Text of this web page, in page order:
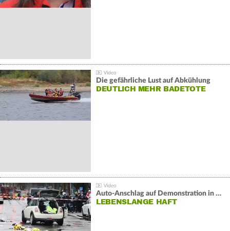
Die gefährliche Lust auf Abkühlung
DEUTLICH MEHR BADETOTE
Auto-Anschlag auf Demonstration in München:
LEBENSLANGE HAFT